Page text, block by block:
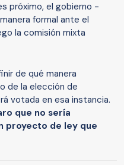
próximo, el gobierno -
formal ante el
la comisión mixta
de qué manera
de la elección de
votada en esa instancia.
que no sería
proyecto de ley que